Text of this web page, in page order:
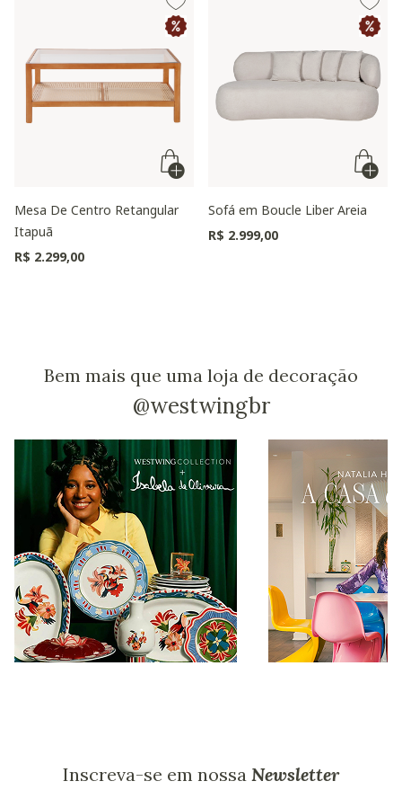
Mesa De Centro Retangular
Itapuã
R$ 2.299,00
Sofá em Boucle Liber Areia
R$ 2.999,00
Bem mais que uma loja de decoração
@westwingbr
Inscreva-se em nossa Newsletter